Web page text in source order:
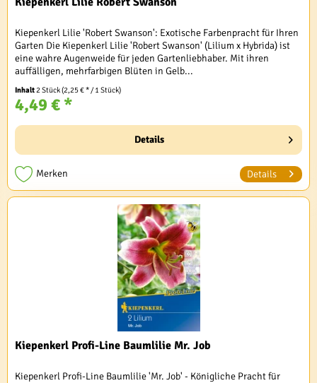
Kiepenkerl Lilie 'Robert Swanson': Exotische Farbenpracht für Ihren
Garten Die Kiepenkerl Lilie 'Robert Swanson' (Lilium x Hybrida) ist
eine wahre Augenweide für jeden Gartenliebhaber. Mit ihren
auffälligen, mehrfarbigen Blüten in Gelb...
Inhalt2 Stück(2,25 € * / 1 Stück)
4,49 € *
Details
Merken Details
Kiepenkerl Profi-Line Baumlilie Mr. Job
Kiepenkerl Profi-Line Baumlilie 'Mr. Job' - Königliche Pracht für